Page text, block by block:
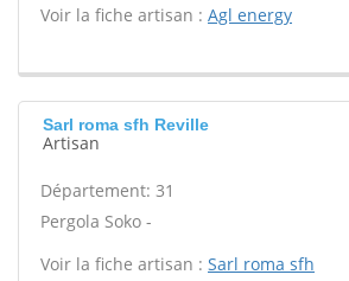
Voir la fiche artisan : Agl energy
Sarl roma sfh Reville
Artisan
Département: 31
Pergola Soko -
Voir la fiche artisan : Sarl roma sfh